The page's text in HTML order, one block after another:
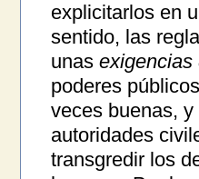
explicitarlos en
sentido, las
unas exigencias
poderes
veces buenas,
autoridades
transgredir los